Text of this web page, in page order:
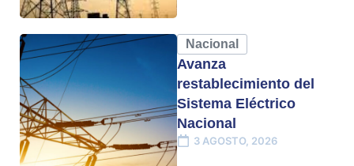
Nacional
Avanza
restablecimiento del
Sistema Eléctrico
Nacional
3 AGOSTO, 2026